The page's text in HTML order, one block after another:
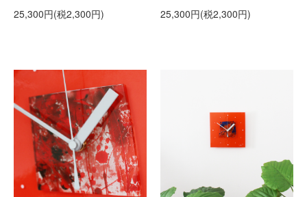
25,300円(税2,300円)
25,300円(税2,300円)